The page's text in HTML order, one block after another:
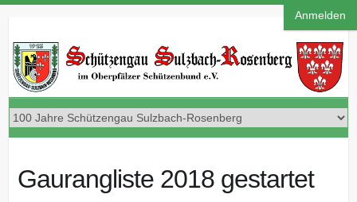
Anmelden
Gaurangliste 2018 gestartet